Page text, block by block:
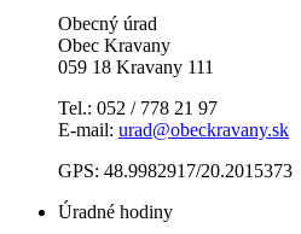
Obecný úrad
Obec Kravany
059 18 Kravany 111
Tel.: 052 / 778 21 97
E-mail: urad@obeckravany.sk
GPS: 48.9982917/20.2015373
Úradné hodiny